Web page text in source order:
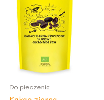
Do pieczenia